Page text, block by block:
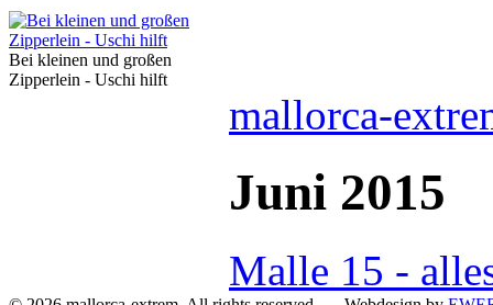
Bei kleinen und großen
Zipperlein - Uschi hilft
mallorca-
Juni 2015
Malle 15 -